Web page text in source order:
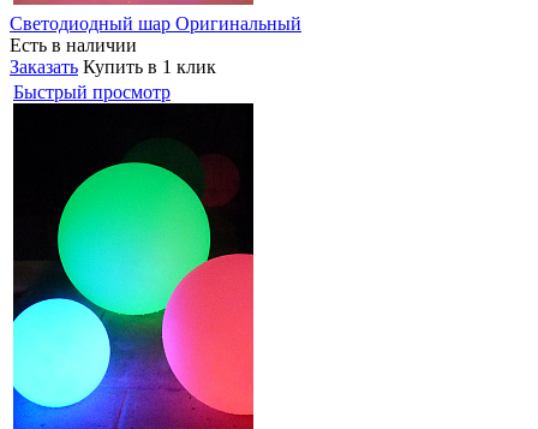
Светодиодный шар Оригинальный
Есть в наличии
Заказать Купить в 1 клик
Быстрый просмотр